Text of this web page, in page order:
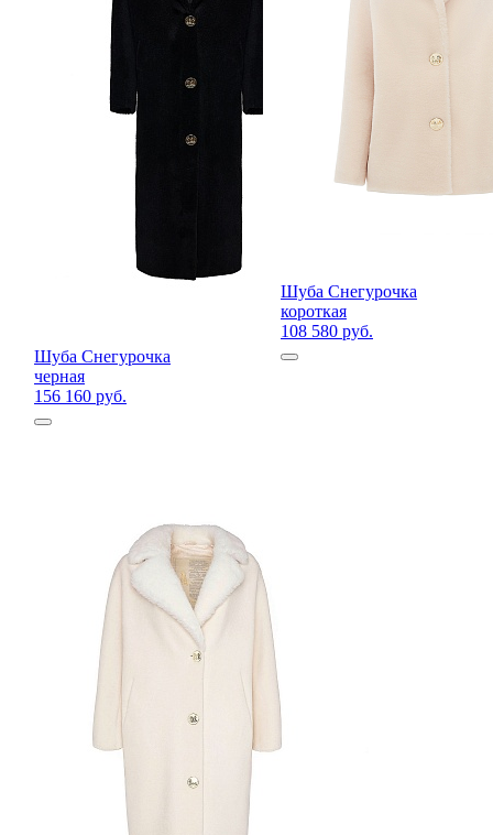
Шуба Снегурочка
черная
156 160 руб.
Шуба Снегурочка
короткая
108 580 руб.